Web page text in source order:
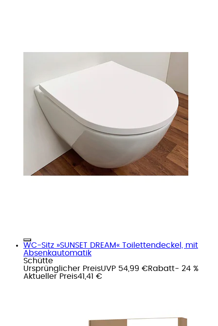
WC-Sitz »SUNSET DREAM« Toilettendeckel, mit
Absenkautomatik
Schütte
Ursprünglicher PreisUVP 54,99 €Rabatt- 24 %
Aktueller Preis41,41 €